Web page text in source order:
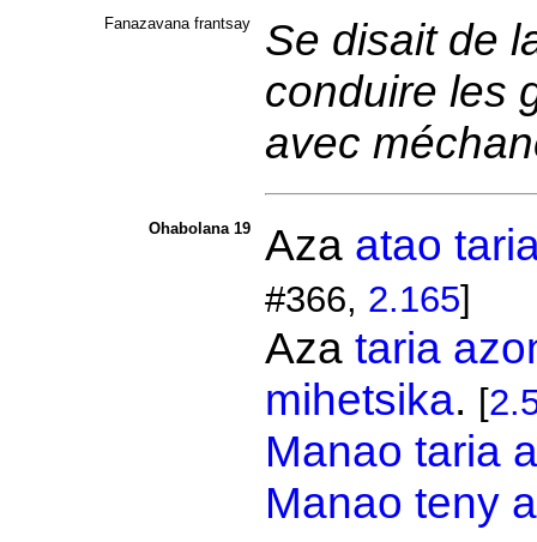
Fanazavana frantsay
Se disait de
conduire les
avec
Ohabolana 19 Aza atao
#366, 2.165]
Aza taria
mihetsika. [
Manao taria
Manao teny